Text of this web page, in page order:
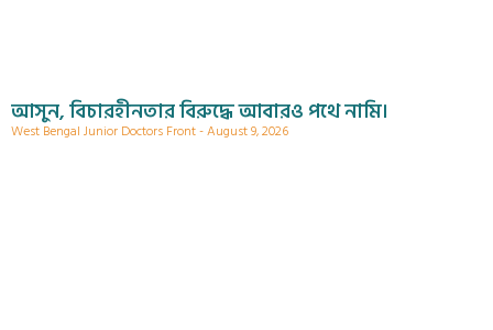
আসুন, বিচারহীনতার বিরুদ্ধে আবারও পথে নামি।
West Bengal Junior Doctors Front August 9, 2026